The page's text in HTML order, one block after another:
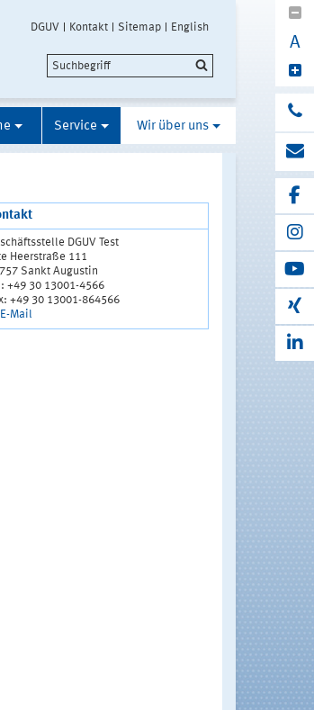
DGUV Kontakt Sitemap English
A
Service Wir über uns
DGUV Test
Heerstraße 111
Sankt Augustin
+49 30 13001-4566
+49 30 13001-864566
E-Mail